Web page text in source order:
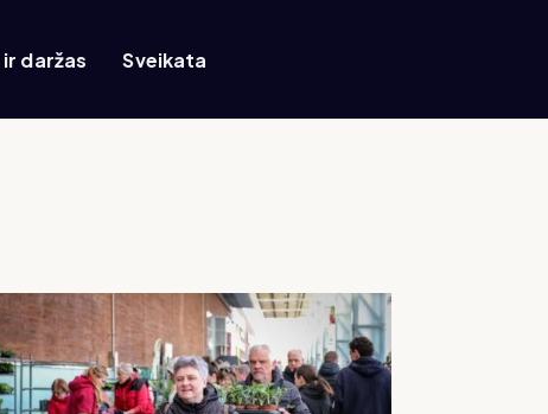
daržas Sveikata